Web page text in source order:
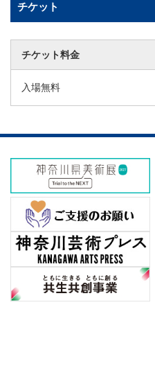
チケット
チケット料金
入場無料